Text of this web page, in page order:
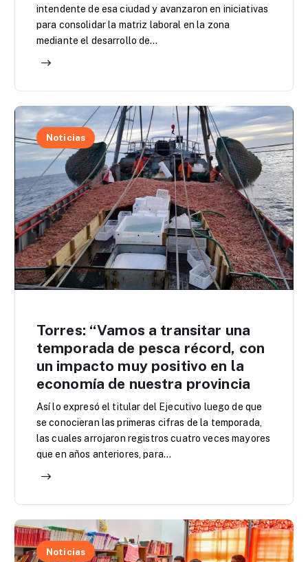
intendente de esa ciudad y avanzaron en iniciativas
para consolidar la matriz laboral en la zona
mediante el desarrollo de…
Noticias
Torres: “Vamos a transitar una
temporada de pesca récord, con
un impacto muy positivo en la
economía de nuestra provincia
Así lo expresó el titular del Ejecutivo luego de que
se conocieran las primeras cifras de la temporada,
las cuales arrojaron registros cuatro veces mayores
que en años anteriores, para…
Noticias